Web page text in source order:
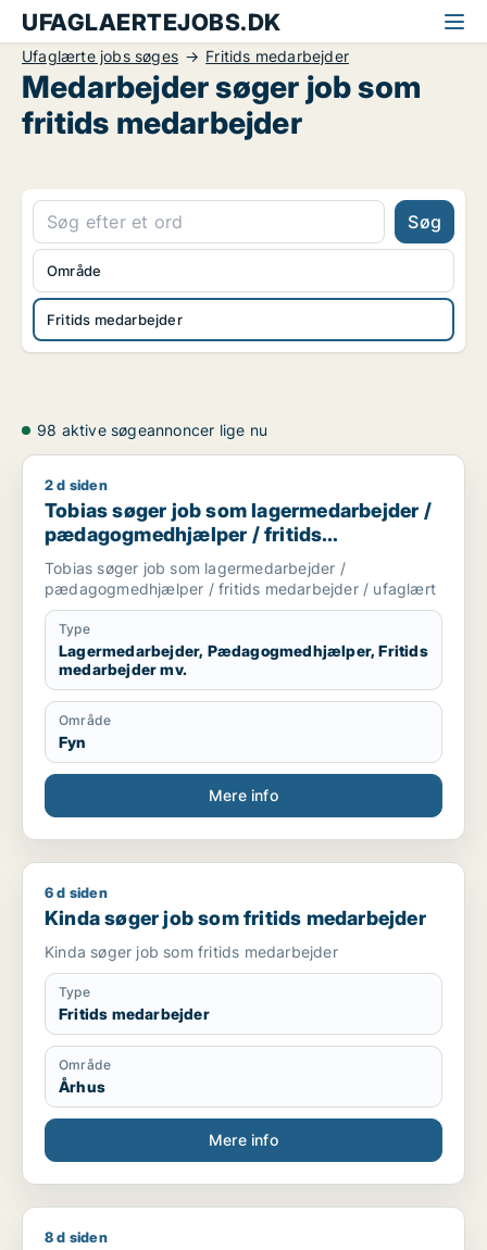
UFAGLAERTEJOBS.DK
Ufaglærte jobs søges Fritids medarbejder
Medarbejder søger job som
fritids medarbejder
Søg
Fritids medarbejder
Område
98 aktive søgeannoncer lige nu
Tobias søger job som lagermedarbejder /
2 d siden
Tobias søger job som lagermedarbejder /
pædagogmedhjælper / fritids
medarbejder / ufaglært
Tobias søger job som lagermedarbejder /
pædagogmedhjælper / fritids medarbejder / ufaglært
Type
Lagermedarbejder, Pædagogmedhjælper, Fritids
medarbejder mv.
Område
Fyn
Mere info
Kinda søger job som fritids medarbejder
6 d siden
Kinda søger job som fritids medarbejder
Kinda søger job som fritids medarbejder
Type
Fritids medarbejder
Område
Århus
Mere info
Oleksii søger job som køkkenmedarbejder / fritids
8 d siden